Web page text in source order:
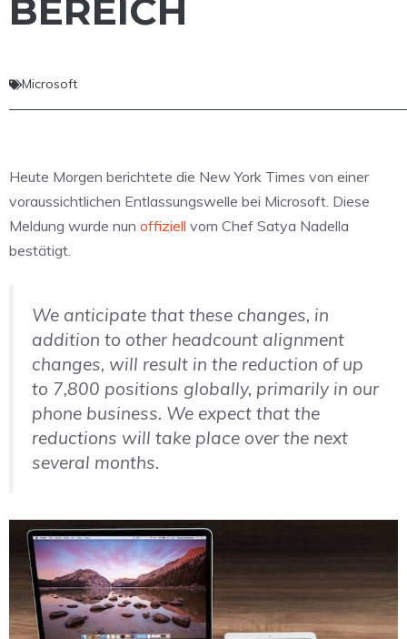
BEREICH
Microsoft
Heute Morgen berichtete die New York Times von einer
voraussichtlichen Entlassungswelle bei Microsoft. Diese
Meldung wurde nun offiziell vom Chef Satya Nadella
bestätigt.
We anticipate that these changes, in
addition to other headcount alignment
changes, will result in the reduction of up
to 7,800 positions globally, primarily in our
phone business. We expect that the
reductions will take place over the next
several months.